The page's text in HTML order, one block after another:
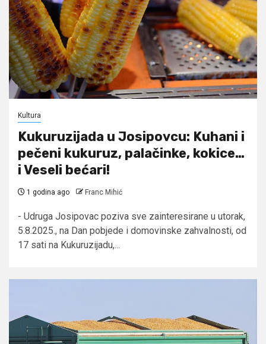
Kultura
Kukuruzijada u Josipovcu: Kuhani i
pečeni kukuruz, palačinke, kokice…
i Veseli bećari!
1 godina ago Franc Mihić
- Udruga Josipovac poziva sve zainteresirane u utorak,
5.8.2025., na Dan pobjede i domovinske zahvalnosti, od
17 sati na Kukuruzijadu,...